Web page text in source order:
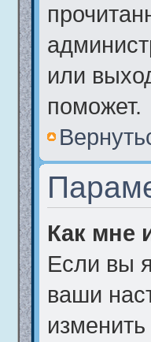
или
поможет.
Как мне
Если вы
ваши